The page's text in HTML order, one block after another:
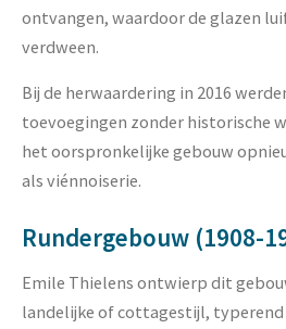
ontvangen, waardoor de glazen
verdween.
Bij de herwaardering in 2016
toevoegingen zonder historische
het oorspronkelijke gebouw
als viénnoiserie.
Rundergebouw (1908-
Emile Thielens ontwierp dit
landelijke of cottagestijl, typerend